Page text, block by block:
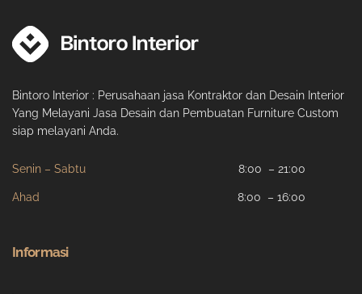
Bintoro Interior : Perusahaan jasa Kontraktor dan Desain Interior
Yang Melayani Jasa Desain dan Pembuatan Furniture Custom
siap melayani Anda.
Senin – Sabtu 8:00 – 21:00
Ahad 8:00 – 16:00
Informasi